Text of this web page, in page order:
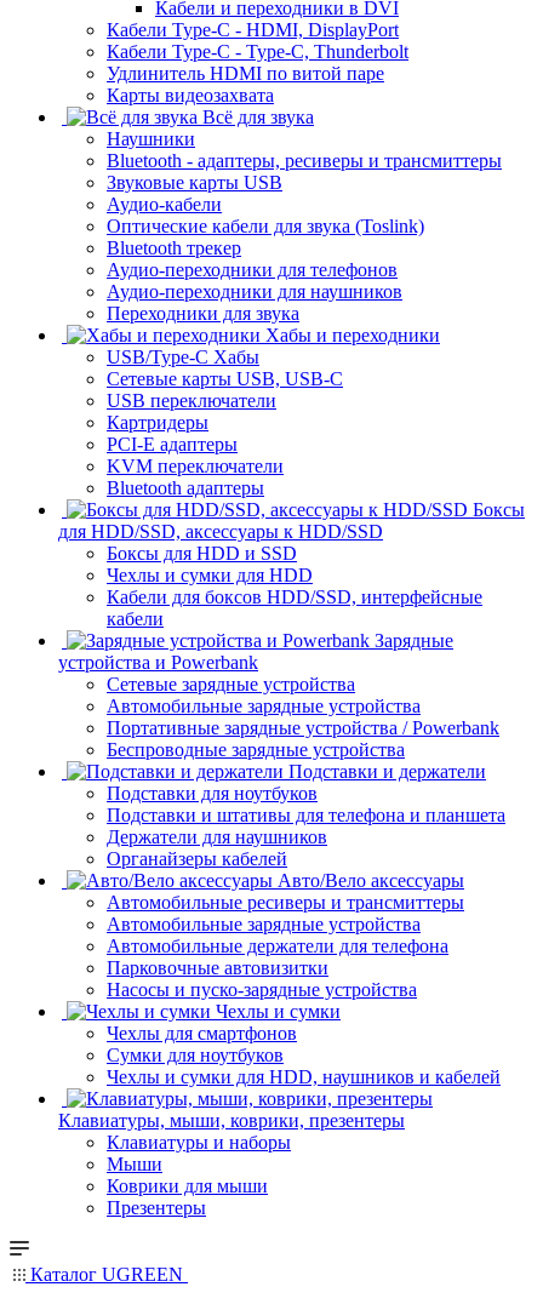
Кабели и переходники в DVI
Кабели Type-C - HDMI, DisplayPort
Кабели Type-C - Type-C, Thunderbolt
Удлинитель HDMI по витой паре
Карты видеозахвата
Всё для звука
Наушники
Bluetooth - адаптеры, ресиверы и трансмиттеры
Звуковые карты USB
Аудио-кабели
Оптические кабели для звука (Toslink)
Bluetooth трекер
Аудио-переходники для телефонов
Аудио-переходники для наушников
Переходники для звука
Хабы и переходники
USB/Type-C Хабы
Сетевые карты USB, USB-C
USB переключатели
Картридеры
PCI-E адаптеры
KVM переключатели
Bluetooth адаптеры
Боксы
для HDD/SSD, аксессуары к HDD/SSD
Боксы для HDD и SSD
Чехлы и сумки для HDD
Кабели для боксов HDD/SSD, интерфейсные
кабели
Зарядные
устройства и Powerbank
Сетевые зарядные устройства
Автомобильные зарядные устройства
Портативные зарядные устройства / Powerbank
Беспроводные зарядные устройства
Подставки и держатели
Подставки для ноутбуков
Подставки и штативы для телефона и планшета
Держатели для наушников
Органайзеры кабелей
Авто/Вело аксессуары
Автомобильные ресиверы и трансмиттеры
Автомобильные зарядные устройства
Автомобильные держатели для телефона
Парковочные автовизитки
Насосы и пуско-зарядные устройства
Чехлы и сумки
Чехлы для смартфонов
Сумки для ноутбуков
Чехлы и сумки для HDD, наушников и кабелей
Клавиатуры, мыши, коврики, презентеры
Клавиатуры и наборы
Мыши
Коврики для мыши
Презентеры
Каталог UGREEN